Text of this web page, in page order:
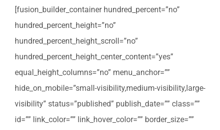
[fusion_builder_container hundred_percent=”no”
hundred_percent_height=”no”
hundred_percent_height_scroll=”no”
hundred_percent_height_center_content=”yes”
equal_height_columns=”no” menu_anchor=””
hide_on_mobile=”small-visibility,medium-visibility,large-
visibility” status=”published” publish_date=”” class=””
id=”” link_color=”” link_hover_color=”” border_size=””